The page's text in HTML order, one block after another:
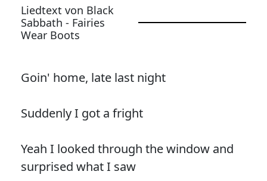
Liedtext von Black
Sabbath - Fairies
Wear Boots
Goin' home, late last night
Suddenly I got a fright
Yeah I looked through the window and
surprised what I saw